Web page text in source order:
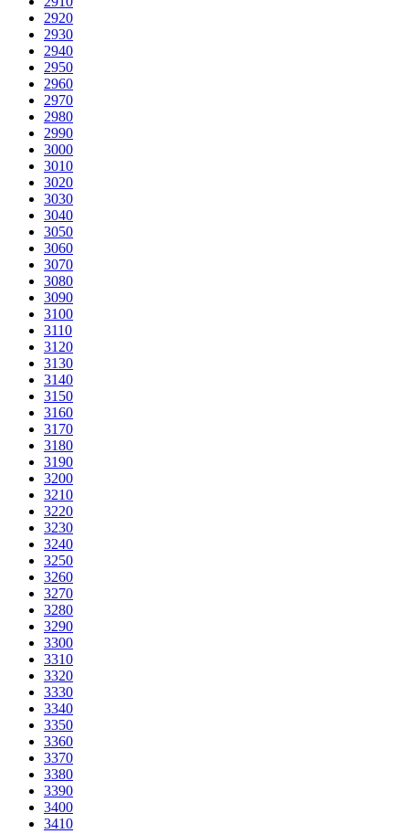
2920
2930
2940
2950
2960
2970
2980
2990
3000
3010
3020
3030
3040
3050
3060
3070
3080
3090
3100
3110
3120
3130
3140
3150
3160
3170
3180
3190
3200
3210
3220
3230
3240
3250
3260
3270
3280
3290
3300
3310
3320
3330
3340
3350
3360
3370
3380
3390
3400
3410